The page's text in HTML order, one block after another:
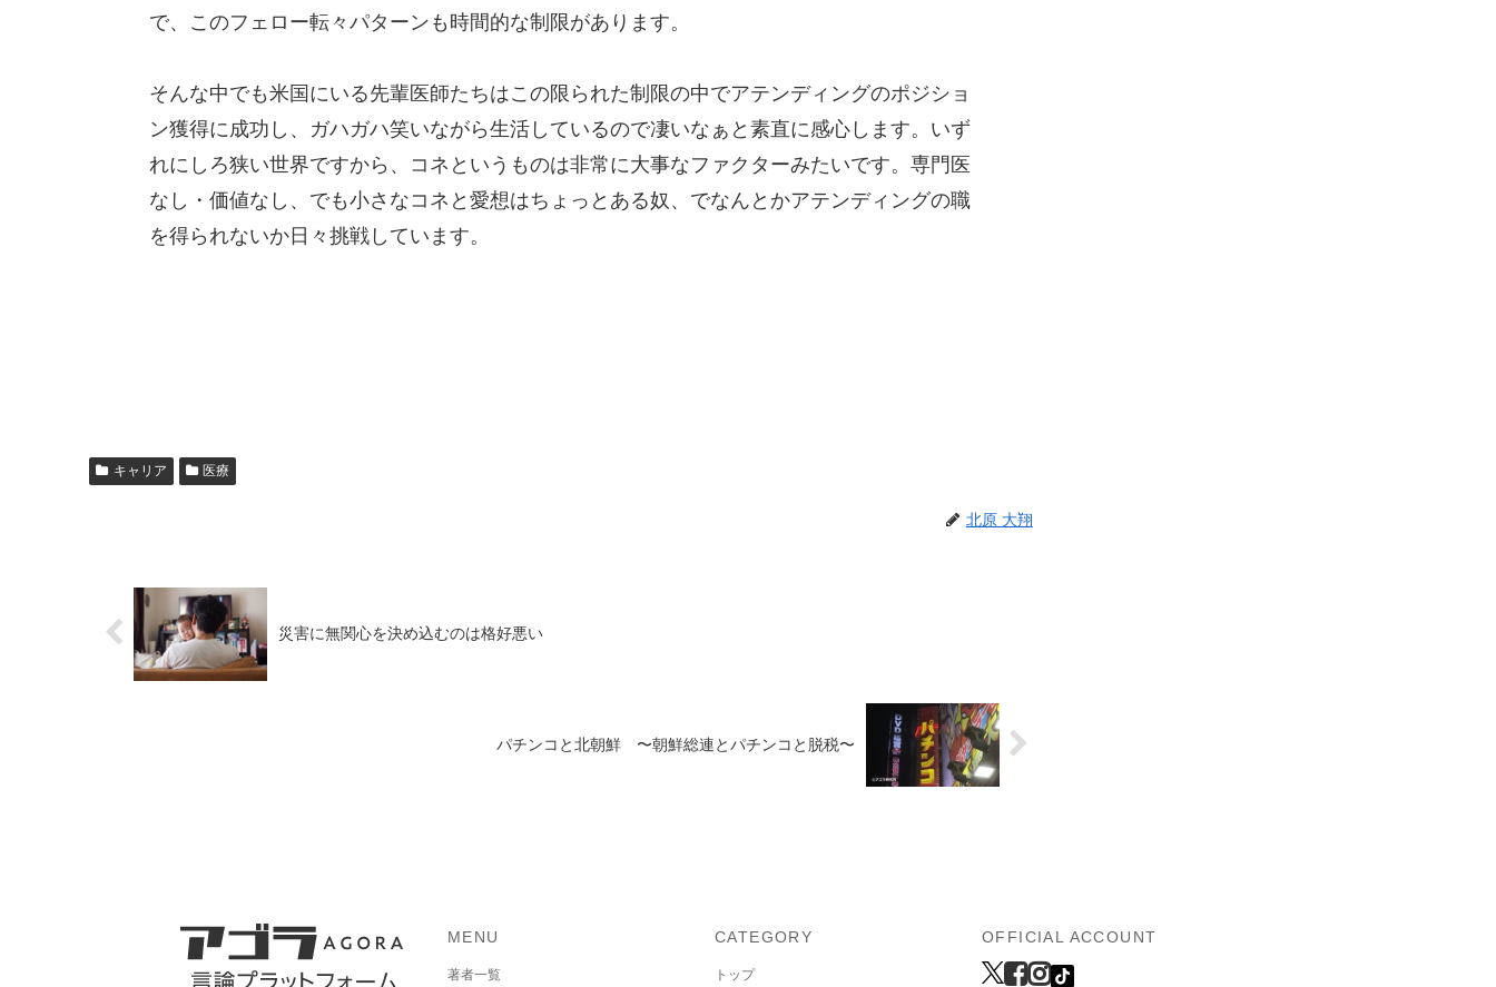
で、このフェロー転々パターンも時間的な制限があります。
そんな中でも米国にいる先輩医師たちはこの限られた制限の中でアテンディングのポジショ
ン獲得に成功し、ガハガハ笑いながら生活しているので凄いなぁと素直に感心します。いず
れにしろ狭い世界ですから、コネというものは非常に大事なファクターみたいです。専門医
なし・価値なし、でも小さなコネと愛想はちょっとある奴、でなんとかアテンディングの職
を得られないか日々挑戦しています。
キャリア 医療
北原 大翔
災害に無関心を決め込むのは格好悪い
パチンコと北朝鮮 〜朝鮮総連とパチンコと脱税〜
MENU
著者一覧
CATEGORY
トップ
OFFICIAL ACCOUNT